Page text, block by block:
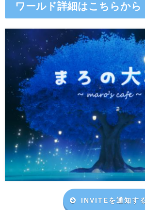
ワールド詳細はこちらから
INVITEを通知す